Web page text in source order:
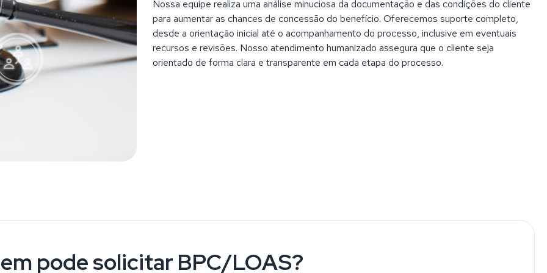
Nossa equipe realiza uma análise minuciosa da documentação e das condições do cliente
para aumentar as chances de concessão do benefício. Oferecemos suporte completo,
desde a orientação inicial até o acompanhamento do processo, inclusive em eventuais
recursos e revisões. Nosso atendimento humanizado assegura que o cliente seja
orientado de forma clara e transparente em cada etapa do processo.
pode solicitar BPC/LOAS?